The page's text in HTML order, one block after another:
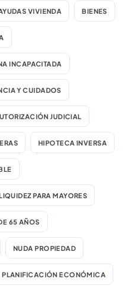
VIVIENDA BIENES
INCAPACITADA
Y CUIDADOS
JUDICIAL
HIPOTECA INVERSA
PARA MAYORES
65 AÑOS
NUDA PROPIEDAD
PLANIFICACIÓN ECONÓMICA